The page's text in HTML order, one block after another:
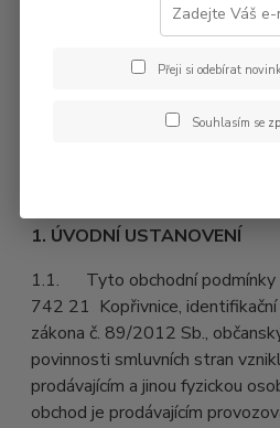
obchodní společnosti Aleš
pro prodej zboží
1. ÚVODNÍ USTANOVENÍ
1.1. Tyto obchodní podmínky
742 21 Kopřivnice,
zákona č. 89/2012 Sb.,
povinnosti smluvních stran
prodávajícím a jinou fyzickou
obchod je prodávajícím
Přeji si odebírat
Souhlasím se